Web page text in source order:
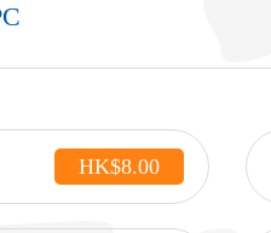
HK$8.00